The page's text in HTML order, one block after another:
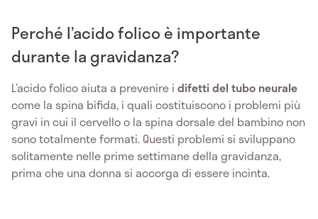
Perché l’acido folico è importante
durante la gravidanza?
L’acido folico aiuta a prevenire i difetti del tubo neurale
come la spina bifida, i quali costituiscono i problemi più
gravi in cui il cervello o la spina dorsale del bambino non
sono totalmente formati. Questi problemi si sviluppano
solitamente nelle prime settimane della gravidanza,
prima che una donna si accorga di essere incinta.